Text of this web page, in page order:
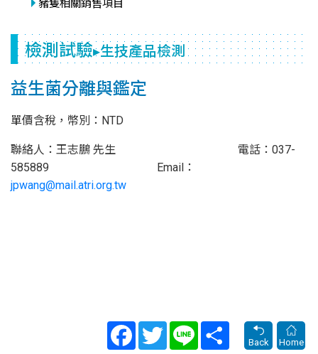
檢測試驗▸生技產品檢測
益生菌分離與鑑定
單價含稅，幣別：NTD
聯絡人：王志鵬 先生 電話：037-
585889 Email：
jpwang@mail.atri.org.tw
FacebookTwitter Line
Share
Back
Home